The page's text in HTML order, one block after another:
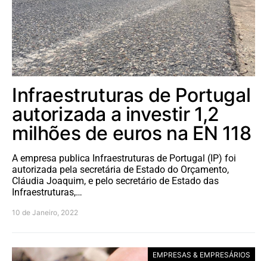
Infraestruturas de Portugal
autorizada a investir 1,2
milhões de euros na EN 118
A empresa publica Infraestruturas de Portugal (IP) foi
autorizada pela secretária de Estado do Orçamento,
Cláudia Joaquim, e pelo secretário de Estado das
Infraestruturas,…
10 de Janeiro, 2022
EMPRESAS & EMPRESÁRIOS